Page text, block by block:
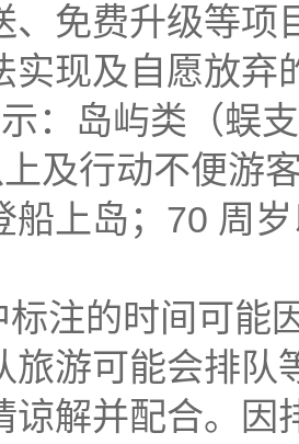
、免费升级等项
实现及自愿放弃
：岛屿类（蜈
及行动不便游
船上岛；70 周
标注的时间可能
旅游可能会排队
谅解并配合。因